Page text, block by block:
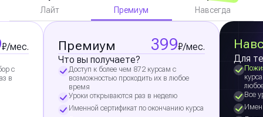
Лайт Премиум Навсегда
₽/мес.
с
в
Премиум 399₽/мес.
Что вы получаете?
Доступ к более чем 872 курсам с
возможностью проходить их в любое
время
Уроки открываются раз в неделю
Именной сертификат по окончанию курса
Для
Все